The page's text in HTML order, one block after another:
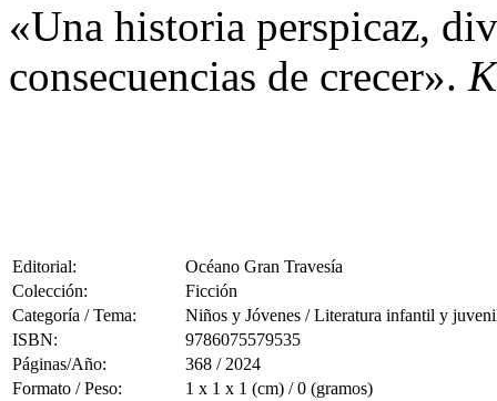
«Una historia perspicaz,
consecuencias de crecer».
Editorial:
Océano Gran Travesía
Colección:
Ficción
Categoría / Tema:
Niños y Jóvenes / Literatura infantil y
ISBN:
9786075579535
Páginas/Año:
368 / 2024
Formato / Peso:
1 x 1 x 1 (cm) / 0 (gramos)